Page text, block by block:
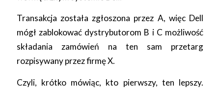
Transakcja została zgłoszona przez A, więc Dell
mógł zablokować dystrybutorom B i C możliwość
składania zamówień na ten sam przetarg
rozpisywany przez firmę X.
Czyli, krótko mówiąc, kto pierwszy, ten lepszy.